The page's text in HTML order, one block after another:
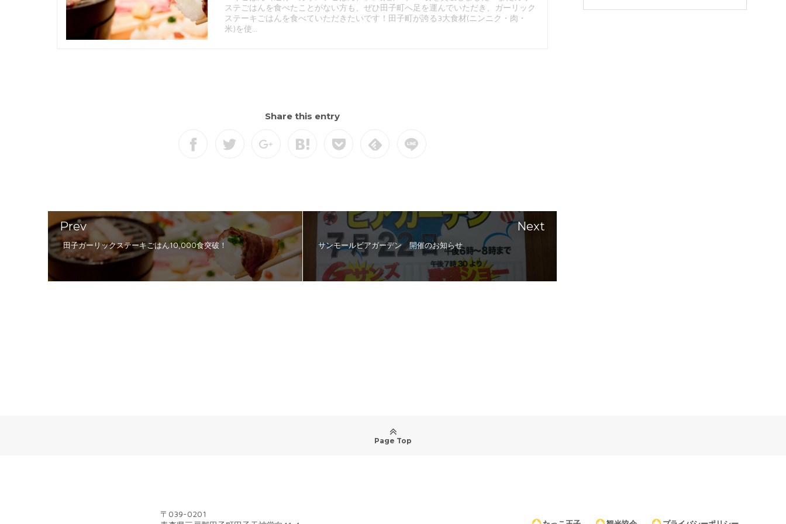
ステごはんを食べたことがない方も、ぜひ田子町へ足を運んでいただき、ガーリック
ステーキごはんを食べていただきたいです！田子町が誇る3大食材(ニンニク・肉・
米)を使...
Share this entry
Prev
田子ガーリックステーキごはん10,000食突破！
Next
サンモールビアガーデン 開催のお知らせ
Page Top
〒039-0201